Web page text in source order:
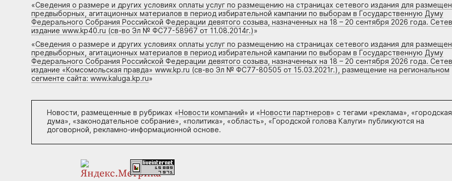
«Сведения о размере и других условиях оплаты услуг по размещению на страницах сетевого издания для
предвыборных, агитационных материалов в период избирательной кампании по выборам в Государственную Думу
Федерального Собрания Российской Федерации девятого созыва, назначенных на 18 – 20 сентября 2026 года.
издание www.kp40.ru (св-во Эл № ФС77-58967 от 11.08.2014г.)»
«Сведения о размере и других условиях оплаты услуг по размещению на страницах сетевого издания для
предвыборных, агитационных материалов в период избирательной кампании по выборам в Государственную Думу
Федерального Собрания Российской Федерации девятого созыва, назначенных на 18 – 20 сентября 2026 года.
издание «Комсомольская правда» www.kp.ru (св-во Эл № ФС77-80505 от 15.03.2021г.), размещение на региональном
сегменте сайта: www.kaluga.kp.ru»
Новости, размещенные в рубриках «Новости компаний» и «Новости партнеров» с тегами «реклама», «городская
дума», «законодательное собрание», «политика», «область», «Городской голова Калуги» публикуются на
договорной, рекламно-информационной основе.